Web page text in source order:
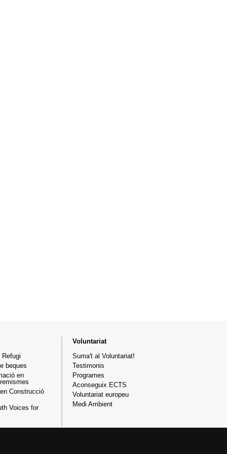
beques
en
Construcció
Voices for
Voluntariat
Suma't al Voluntariat!
Testimonis
Programes
Aconseguix ECTS
Voluntariat europeu
Medi Ambient